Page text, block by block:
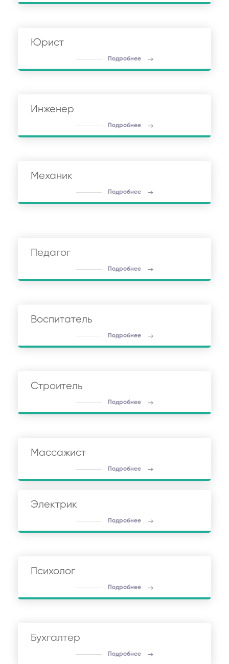
Юрист
Подробнее
Инженер
Подробнее
Механик
Подробнее
Педагог
Подробнее
Воспитатель
Подробнее
Строитель
Подробнее
Массажист
Подробнее
Электрик
Подробнее
Психолог
Подробнее
Бухгалтер
Подробнее